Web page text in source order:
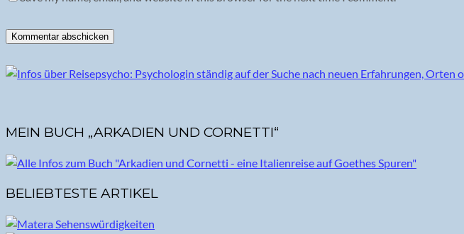
MEIN BUCH „ARKADIEN UND CORNETTI“
BELIEBTESTE ARTIKEL